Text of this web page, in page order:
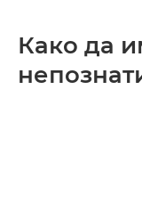
Како да